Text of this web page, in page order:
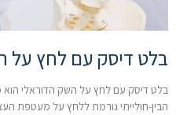
בלט דיסק עם לחץ על
בלט דיסק עם לחץ על השק הדוראלי הוא
הבין-חולייתי גורמת ללחץ על מעטפת